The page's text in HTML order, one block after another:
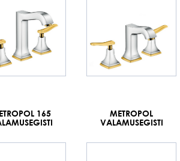
165
METROPOL
VALAMUSEGISTI